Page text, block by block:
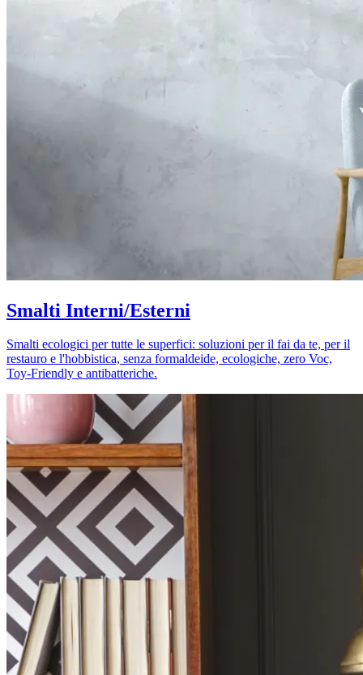
Smalti Interni/Esterni
Smalti ecologici per tutte le superfici: soluzioni per il fai da te, per il
restauro e l'hobbistica, senza formaldeide, ecologiche, zero Voc,
Toy-Friendly e antibatteriche.